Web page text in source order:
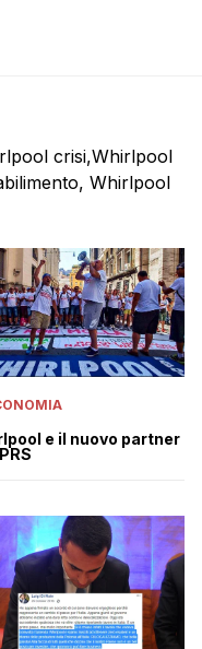
crisi,Whirlpool
Whirlpool
e il nuovo partner